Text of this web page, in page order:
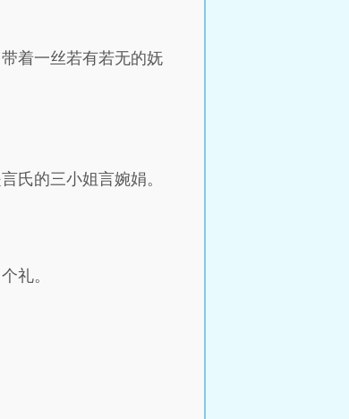
着一丝若有若无的妩
氏的三小姐言婉娟。
礼。